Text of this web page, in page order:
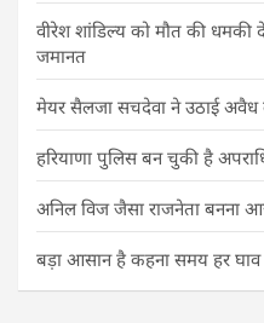
वीरेश शांडिल्य को मौत की धमकी
जमानत
मेयर सैलजा सचदेवा ने उठाई अवैध
हरियाणा पुलिस बन चुकी है
अनिल विज जैसा राजनेता
बड़ा आसान है कहना समय हर